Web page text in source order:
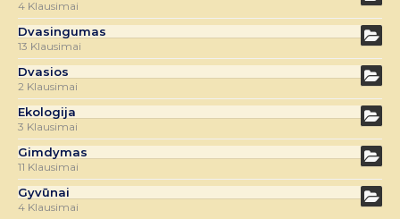
4 Klausimai
Dvasingumas
13 Klausimai
Dvasios
2 Klausimai
Ekologija
3 Klausimai
Gimdymas
11 Klausimai
Gyvūnai
4 Klausimai